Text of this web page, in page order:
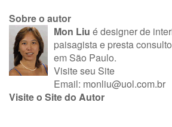
Sobre o autor
Mon Liu é designer de
paisagista e presta
em São Paulo.
Visite seu Site
Email: monliu@uol.com.br
Visite o Site do Autor